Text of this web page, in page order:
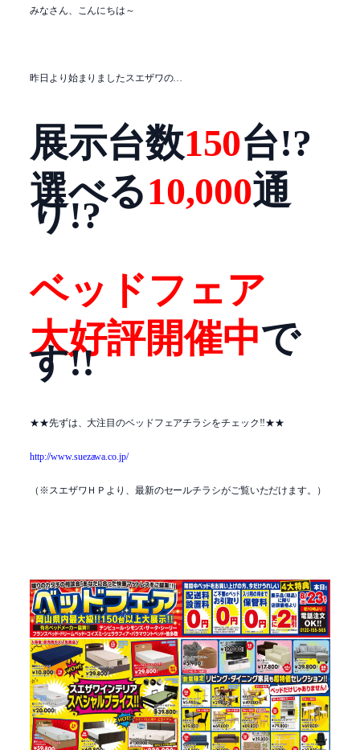
みなさん、こんにちは～
昨日より始まりましたスエザワの…
展示台数150台!?
選べる10,000通
り!?
ベッドフェア
大好評開催中で
す!!
★★先ずは、大注目のベッドフェアチラシをチェック!!★★
http://www.suezawa.co.jp/
（※スエザワＨＰより、最新のセールチラシがご覧いただけます。）